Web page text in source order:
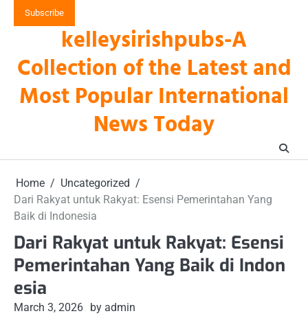
Subscribe
kelleysirishpubs-A
Collection of the Latest and
Most Popular International
News Today
Home
Uncategorized
Dari Rakyat untuk Rakyat: Esensi Pemerintahan Yang
Baik di Indonesia
Dari Rakyat untuk Rakyat: Esensi
Pemerintahan Yang Baik di Indon
esia
March 3, 2026 by admin